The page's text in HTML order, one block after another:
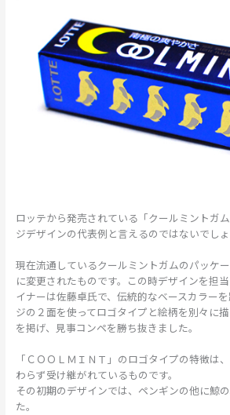
ロッテから発売されている「クールミントガ
ジデザインの代表例と言えるのではないでしょ
現在流通しているクールミントガムのパッケ
に変更されたものです。この時デザインを担
イナーは佐藤卓氏で、伝統的なベースカラー
ジの２面を使ってロゴタイプと絵柄を別々に
を掲げ、見事コンペを勝ち抜きました。
「ＣＯＯＬＭＩＮＴ」のロゴタイプの特徴は
わらず受け継がれているものです。
その初期のデザインでは、ペンギンの他に鯨
た。